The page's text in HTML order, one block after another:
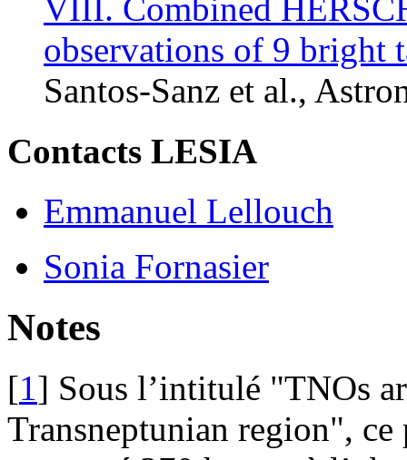
VIII. Combined
observations of 9 bright
Santos-Sanz et al.,
Contacts LESIA
Emmanuel Lellouch
Sonia Fornasier
Notes
[1] Sous l’intitulé "TNOs
Transneptunian region", ce